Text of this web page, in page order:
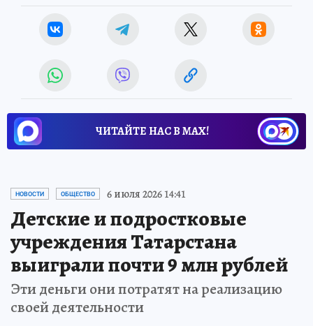
ЧИТАЙТЕ НАС В МАХ!
НОВОСТИ ОБЩЕСТВО 6 июля 2026 14:41
Детские и подростковые
учреждения Татарстана
выиграли почти 9 млн рублей
Эти деньги они потратят на реализацию
своей деятельности